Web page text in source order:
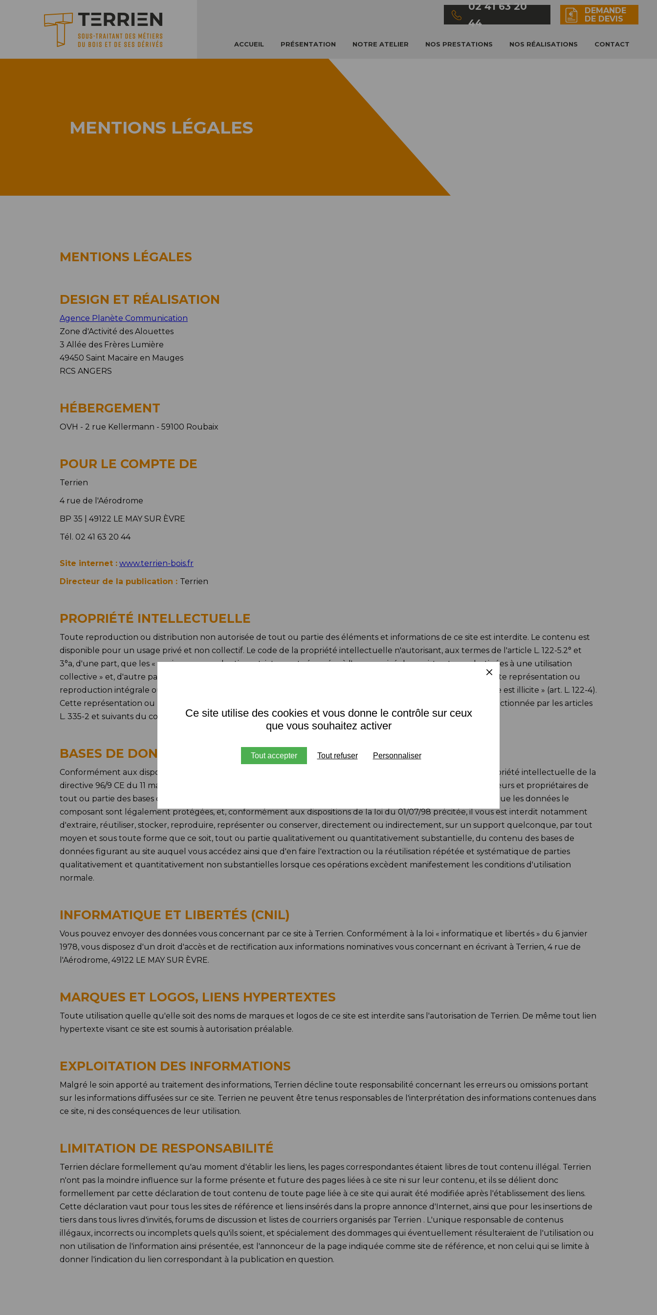
DEMANDE
DE DEVIS
02 41 63 20
44
ACCUEIL PRÉSENTATION NOTRE ATELIER NOS PRESTATIONS NOS RÉALISATIONS CONTACT
MENTIONS LÉGALES
MENTIONS LÉGALES
DESIGN ET RÉALISATION
Agence Planète Communication
Zone d'Activité des Alouettes
3 Allée des Frères Lumière
49450 Saint Macaire en Mauges
RCS ANGERS
HÉBERGEMENT
OVH - 2 rue Kellermann - 59100 Roubaix
POUR LE COMPTE DE
Terrien
4 rue de l'Aérodrome
BP 35 | 49122 LE MAY SUR ÈVRE
Tél. 02 41 63 20 44
Site internet : www.terrien-bois.fr
Directeur de la publication : Terrien
PROPRIÉTÉ INTELLECTUELLE
Toute reproduction ou distribution non autorisée de tout ou partie des éléments et informations de ce site est interdite. Le contenu est
disponible pour un usage privé et non collectif. Le code de la propriété intellectuelle n'autorisant, aux termes de l'article L. 122-5.2° et
3°a, d'une part, que les « copies ou reproductions strictement réservées à l'usage privé du copiste et non destinées à une utilisation
collective » et, d'autre part, que les analyses et les courtes citations dans un but d'exemple et d'illustration, « toute représentation ou
reproduction intégrale ou partielle faite sans le consentement de l'auteur ou de ses ayants droit ou ayants cause est illicite » (art. L. 122-4).
Cette représentation ou reproduction, par quelque procédé que ce soit constituerait donc une contrefaçon sanctionnée par les articles
L. 335-2 et suivants du code de la propriété intellectuelle.
BASES DE DONNÉES
Conformément aux dispositions de la loi n°98-536 du 1er juillet 1998 portant transposition dans le code de la propriété intellectuelle de la
directive 96/9 CE du 11 mars 1996 concernant la protection juridique des bases de données, Terrien sont producteurs et propriétaires de
tout ou partie des bases de données composant le présent site. En accédant au présent site, vous reconnaissez que les données le
composant sont légalement protégées, et, conformément aux dispositions de la loi du 01/07/98 précitée, il vous est interdit notamment
d'extraire, réutiliser, stocker, reproduire, représenter ou conserver, directement ou indirectement, sur un support quelconque, par tout
moyen et sous toute forme que ce soit, tout ou partie qualitativement ou quantitativement substantielle, du contenu des bases de
données figurant au site auquel vous accédez ainsi que d'en faire l'extraction ou la réutilisation répétée et systématique de parties
qualitativement et quantitativement non substantielles lorsque ces opérations excèdent manifestement les conditions d'utilisation
normale.
INFORMATIQUE ET LIBERTÉS (CNIL)
Vous pouvez envoyer des données vous concernant par ce site à Terrien. Conformément à la loi « informatique et libertés » du 6 janvier
1978, vous disposez d'un droit d'accès et de rectification aux informations nominatives vous concernant en écrivant à Terrien, 4 rue de
l'Aérodrome, 49122 LE MAY SUR ÈVRE.
MARQUES ET LOGOS, LIENS HYPERTEXTES
Toute utilisation quelle qu'elle soit des noms de marques et logos de ce site est interdite sans l'autorisation de Terrien. De même tout lien
hypertexte visant ce site est soumis à autorisation préalable.
EXPLOITATION DES INFORMATIONS
Malgré le soin apporté au traitement des informations, Terrien décline toute responsabilité concernant les erreurs ou omissions portant
sur les informations diffusées sur ce site. Terrien ne peuvent être tenus responsables de l'interprétation des informations contenues dans
ce site, ni des conséquences de leur utilisation.
LIMITATION DE RESPONSABILITÉ
Terrien déclare formellement qu'au moment d'établir les liens, les pages correspondantes étaient libres de tout contenu illégal. Terrien
n'ont pas la moindre influence sur la forme présente et future des pages liées à ce site ni sur leur contenu, et ils se délient donc
formellement par cette déclaration de tout contenu de toute page liée à ce site qui aurait été modifiée après l'établissement des liens.
Cette déclaration vaut pour tous les sites de référence et liens insérés dans la propre annonce d'Internet, ainsi que pour les insertions de
tiers dans tous livres d'invités, forums de discussion et listes de courriers organisés par Terrien . L'unique responsable de contenus
illégaux, incorrects ou incomplets quels qu'ils soient, et spécialement des dommages qui éventuellement résulteraient de l'utilisation ou
non utilisation de l'information ainsi présentée, est l'annonceur de la page indiquée comme site de référence, et non celui qui se limite à
donner l'indication du lien correspondant à la publication en question.
X
Ce site utilise des cookies et vous donne le contrôle sur ceux
que vous souhaitez activer
Tout accepter Tout refuser Personnaliser